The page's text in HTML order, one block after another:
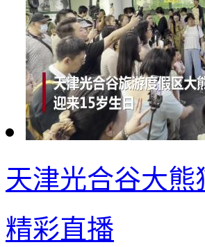
天津光合谷大熊
精彩直播